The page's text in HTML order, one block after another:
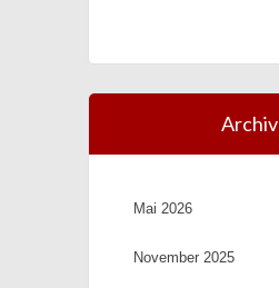
Archiv
Mai 2026
November 2025